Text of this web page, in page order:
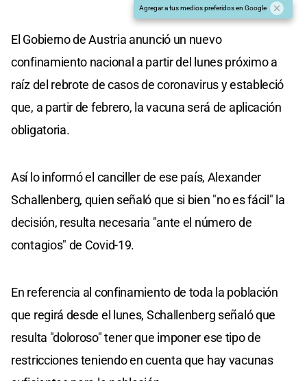
Agregar a tus medios preferidos en Google
El Gobierno de Austria anunció un nuevo
confinamiento nacional a partir del lunes próximo a
raíz del rebrote de casos de coronavirus y estableció
que, a partir de febrero, la vacuna será de aplicación
obligatoria.
Así lo informó el canciller de ese país, Alexander
Schallenberg, quien señaló que si bien "no es fácil" la
decisión, resulta necesaria "ante el número de
contagios" de Covid-19.
En referencia al confinamiento de toda la población
que regirá desde el lunes, Schallenberg señaló que
resulta "doloroso" tener que imponer ese tipo de
restricciones teniendo en cuenta que hay vacunas